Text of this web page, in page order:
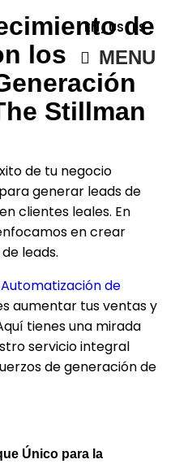
EN_US ES
MENU
de
los
Stillman
de tu negocio
generar leads de
clientes leales. En
en crear
leads.
de
aumentar tus ventas y
tienes una mirada
servicio integral
de generación de
Único para la